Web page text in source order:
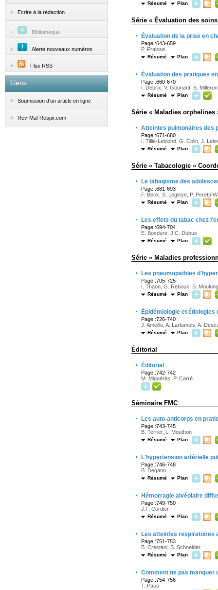
Ecrire à la rédaction
Bibliothèque
Alerte nouveaux numéros
Flux RSS
Liens
Soumission d'un article en ligne
Rev-Mal-Respir.com
Résumé Plan
Série « Évaluation des
· Évaluation de la prise en
Page :643-659
P. Fraisse
Résumé Plan
· Évaluation des pratiques
Page :660-670
I. Debrix, V. Gounant, B. Milleron
Résumé Plan
Série « Maladies orphelines
· Atteintes pulmonaires des
Page :671-680
I. Tillie-Leblond, G. Colin, J.
Résumé Plan
Série « Tabacologie »
· Le tabagisme des
Page :681-693
F. Beck, S. Legleye, P. Peretti-
Résumé Plan
· Les effets du tabac chez
Page :694-704
E. Bosdure, J.C. Dubus
Résumé Plan
Série « Maladies
· Les pneumopathies
Page :705-725
I. Thaon, G. Reboux, S.
Résumé Plan
· Épidémiologie et
Page :726-740
J. Ameille, A. Larbanois, A.
Résumé Plan
Éditorial
· Éditorial
Page :742-742
M. Miguérès, P. Carré
Séminaire FMC
· Les auto-anticorps en
Page :743-745
B. Terrier, L. Mouthon
Résumé Plan
· L'hypertension artérielle
Page :746-748
B. Degano
Résumé Plan
· Hémorragie alvéolaire
Page :749-750
J.F. Cordier
Résumé Plan
· Les atteintes respiratoires
Page :751-753
B. Crestani, S. Schneider
Résumé Plan
· Comment ne pas manquer
Page :754-756
T. Papo